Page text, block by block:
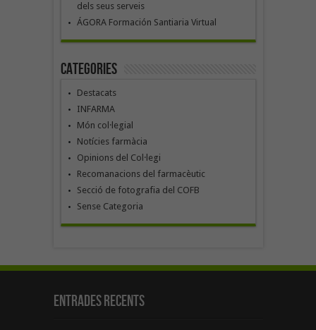
dels seus serveis
ÁGORA Formación Santiaria Virtual
Categories
Destacats
INFARMA
Món col·legial
Notícies farmàcia
Opinions del Col·legi
Recomanacions del farmacèutic
Secció de fotografia del COFB
Sense Categoria
Entrades recents